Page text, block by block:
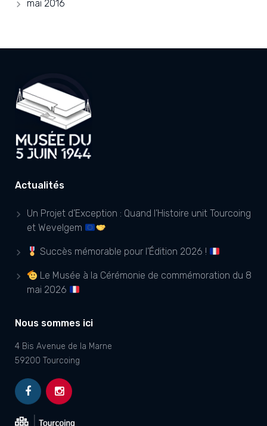
mai 2016
Actualités
Un Projet d’Exception : Quand l’Histoire unit Tourcoing
et Wevelgem
Succès mémorable pour l’Édition 2026 !
Le Musée à la Cérémonie de commémoration du 8
mai 2026
Nous sommes ici
4 Bis Avenue de la Marne
59200 Tourcoing